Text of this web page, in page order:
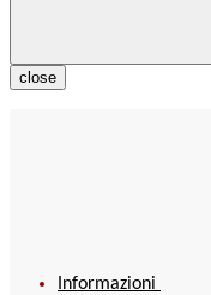
close
Informazioni